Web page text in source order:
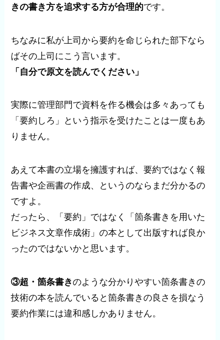
きの書き方を追求する方が合理的です。
ちなみに私が上司から要約を命じられた部下なら
ばその上司にこう言います。
「自分で原文を読んでください」
実際に管理部門で資料を作る機会は多々あっても
「要約しろ」という指示を受けたことは一度もあ
りません。
あえて本書の立場を擁護すれば、要約ではなく報
告書や企画書の作成、というのならまだ分かるの
ですよ。
だったら、「要約」ではなく「箇条書きを用いた
ビジネス文章作成術」の本として出版すれば良か
ったのではないかと思います。
③超・箇条書きのような分かりやすい箇条書きの
技術の本を読んでいると箇条書きの良さを損なう
要約作業には違和感しかありません。